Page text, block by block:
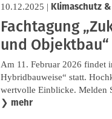
10.12.2025 | Klimaschutz
Fachtagung
und Objektbau“
Am 11. Februar 2026 findet
Hybridbauweise“ statt.
wertvolle Einblicke. Melden
❯ mehr